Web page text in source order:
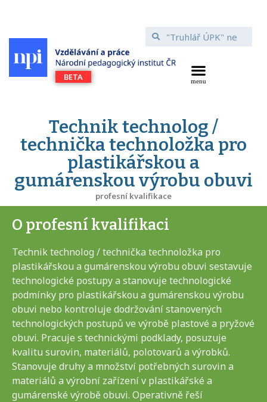
Technik technolog /
technička technoložka pro
plastikářskou a
gumárenskou výrobu obuvi
profesní kvalifikace
O profesní kvalifikaci
Technik technolog / technička technoložka pro
plastikářskou a gumárenskou výrobu obuvi sestavuje
technologické postupy a stanovuje technologické
podmínky pro plastikářskou a gumárenskou výrobu
obuvi nebo kontroluje dodržování stanovených
technologických postupů ve výrobě plastové a pryžové
obuvi. Pracuje s technickými podklady, posuzuje
kvalitu surovin, materiálů, polotovarů a výrobků.
Stanovuje druhy a množství potřebných surovin a
materiálů a výrobní zařízení v plastikářské a
gumárenské výrobě obuvi. Operativně řeší